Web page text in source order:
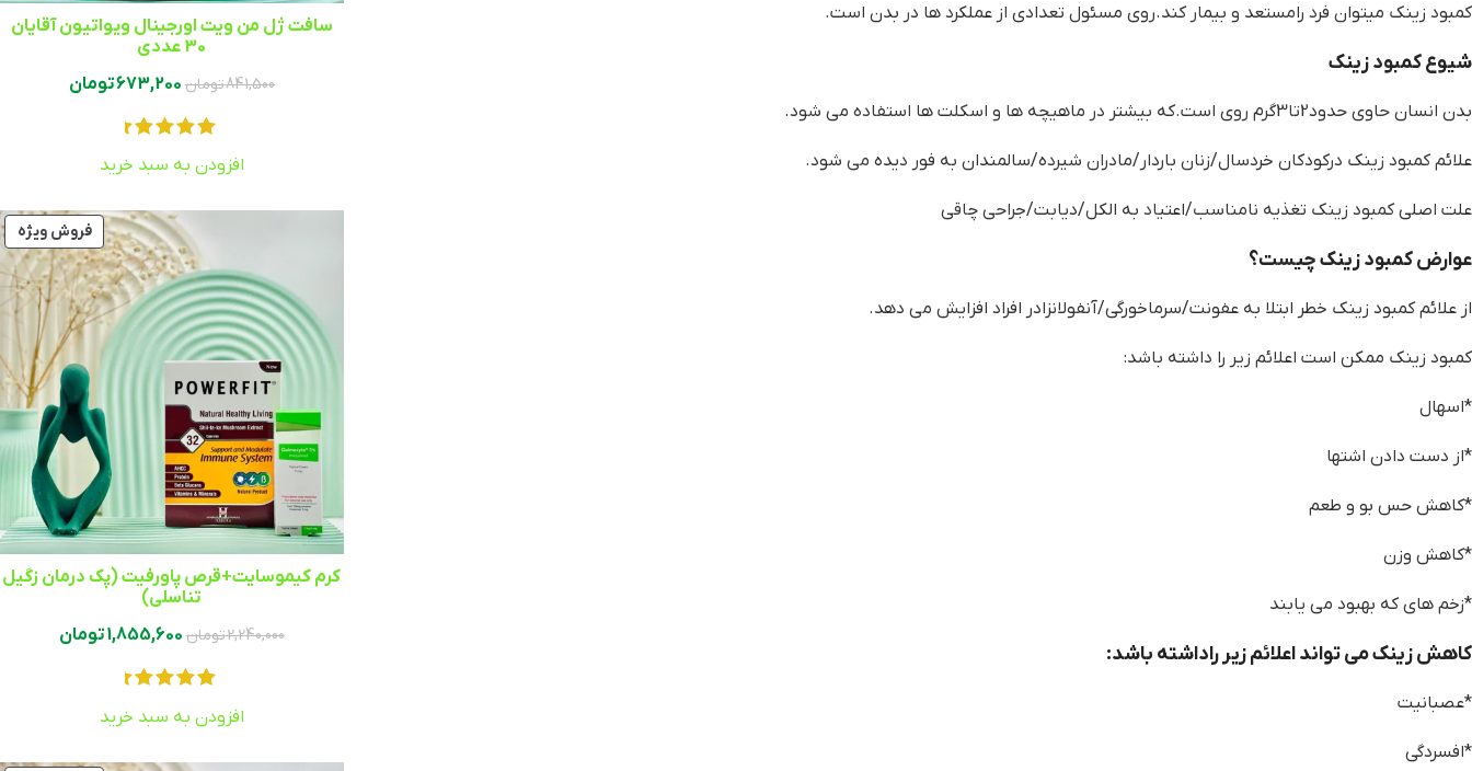
کمبود زینک میتوان فرد رامستعد و بیمار کند.روی مسئول تعدادی از عملکرد ها در بدن است.
شیوع کمبود زینک
بدن انسان حاوی حدود2تا3گرم روی است.که بیشتر در ماهیچه ها و اسکلت ها استفاده می شود.
علائم کمبود زینک درکودکان خردسال/زنان باردار/مادران شیرده/سالمندان به فور دیده می شود.
علت اصلی کمبود زینک تغذیه نامناسب/اعتیاد به الکل/دیابت/جراحی چاقی
عوارض کمبود زینک چیست؟
از علائم کمبود زینک خطر ابتلا به عفونت/سرماخورگی/آنفولانزادر افراد افزایش می دهد.
کمبود زینک ممکن است اعلائم زیر را داشته باشد:
*اسهال
*از دست دادن اشتها
*کاهش حس بو و طعم
*کاهش وزن
*زخم های که بهبود می یابند
کاهش زینک می تواند اعلائم زیر راداشته باشد:
*عصبانیت
*افسردگی
سافت ژل من ویت اورجینال ویواتیون آقایان
30 عددی
841,500تومان 673,200تومان
افزودن به سبد خرید
فروش ویژه
کرم کیموسایت+قرص پاورفیت (پک درمان زگیل
تناسلی)
2,240,000تومان 1,855,600تومان
افزودن به سبد خرید